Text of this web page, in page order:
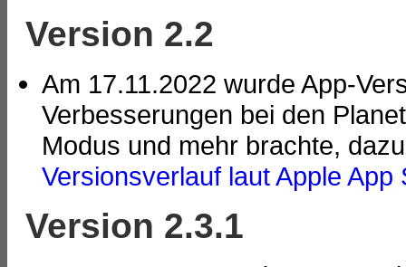
Version 2.2
Am 17.11.2022 wurde App-
Verbesserungen bei den
Modus und mehr brachte,
Versionsverlauf laut Apple App
Version 2.3.1